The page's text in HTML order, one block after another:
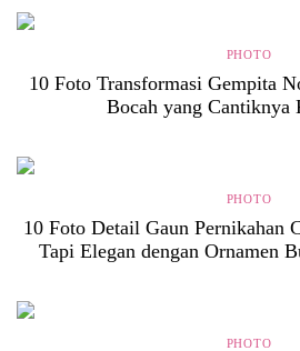
PHOTO
10 Foto Transformasi Gempita
Bocah yang Cantiknya
PHOTO
10 Foto Detail Gaun Pernikahan
Tapi Elegan dengan Ornamen
PHOTO